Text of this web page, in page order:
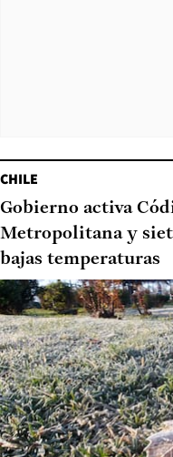
CHILE
Gobierno activa
Metropolitana y
bajas temperaturas